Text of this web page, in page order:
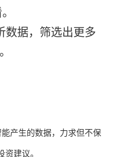
数据，筛选出更多
。
产生的数据，力求但不保
建议。